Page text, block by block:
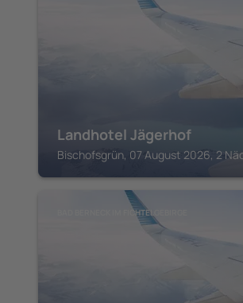
Landhotel Jägerhof
Bischofsgrün, 07 August 2026, 2
BAD BERNECK IM FICHTELGEBIRGE